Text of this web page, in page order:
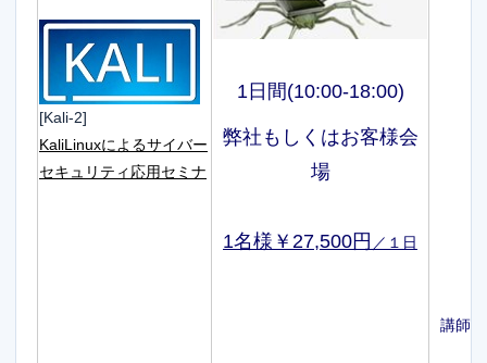
[Kali-2]
KaliLinuxによるサイバー
セキュリティ応用セミナ
1日間(10:00-18:00)
弊社もしくはお客様会
場
1名様￥27,500円 ／１日
講師